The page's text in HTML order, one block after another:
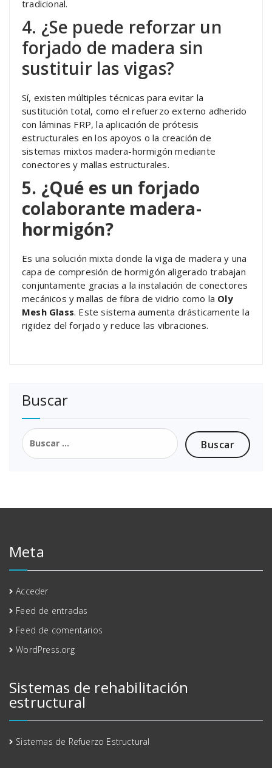
tradicional.
4. ¿Se puede reforzar un
forjado de madera sin
sustituir las vigas?
Sí, existen múltiples técnicas para evitar la
sustitución total, como el refuerzo externo adherido
con láminas FRP, la aplicación de prótesis
estructurales en los apoyos o la creación de
sistemas mixtos madera-hormigón mediante
conectores y mallas estructurales.
5. ¿Qué es un forjado
colaborante madera-
hormigón?
Es una solución mixta donde la viga de madera y una
capa de compresión de hormigón aligerado trabajan
conjuntamente gracias a la instalación de conectores
mecánicos y mallas de fibra de vidrio como la Oly
Mesh Glass. Este sistema aumenta drásticamente la
rigidez del forjado y reduce las vibraciones.
Buscar
Buscar:
Meta
Acceder
Feed de entradas
Feed de comentarios
WordPress.org
Sistemas de rehabilitación
estructural
Sistemas de Refuerzo Estructural